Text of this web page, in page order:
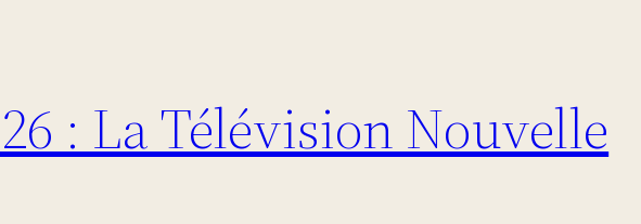
: La Télévision Nouvelle